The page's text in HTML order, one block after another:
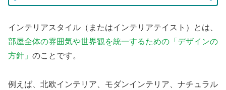
インテリアスタイル（またはインテリアテイスト）とは、
部屋全体の雰囲気や世界観を統一するための「デザインの
方針」 のことです。
例えば、北欧インテリア、モダンインテリア、ナチュラル